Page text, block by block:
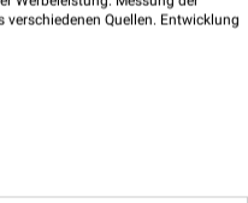
Angebote ab 01.08.
Quellen. Entwicklung